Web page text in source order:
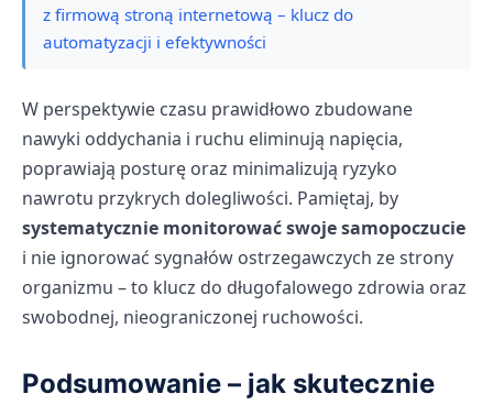
z firmową stroną internetową – klucz do
automatyzacji i efektywności
W perspektywie czasu prawidłowo zbudowane
nawyki oddychania i ruchu eliminują napięcia,
poprawiają posturę oraz minimalizują ryzyko
nawrotu przykrych dolegliwości. Pamiętaj, by
systematycznie monitorować swoje samopoczucie
i nie ignorować sygnałów ostrzegawczych ze strony
organizmu – to klucz do długofalowego zdrowia oraz
swobodnej, nieograniczonej ruchowości.
Podsumowanie – jak skutecznie